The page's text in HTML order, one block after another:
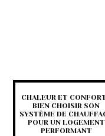
CHALEUR ET
BIEN CHOISIR SON
SYSTÈME DE
POUR UN LOGEMENT
PERFORMANT